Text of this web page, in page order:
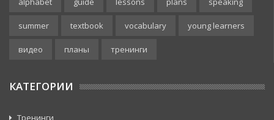
summer textbook vocabulary young learners
видео планы тренинги
КАТЕГОРИИ
Тренинги